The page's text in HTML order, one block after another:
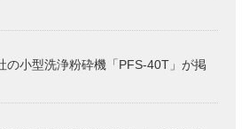
の小型洗浄粉砕機「PFS-40T」が掲